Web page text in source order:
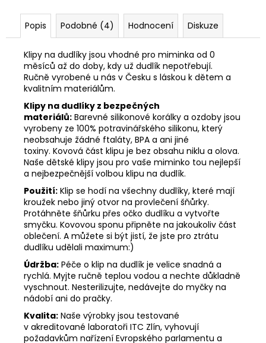
Popis Podobné (4) Hodnocení Diskuze
Klipy na dudlíky jsou vhodné pro miminka od 0
měsíců až do doby, kdy už dudlík nepotřebují.
Ručně vyrobené u nás v Česku s láskou k dětem a
kvalitním materiálům.
Klipy na dudlíky z bezpečných
materiálů: Barevné silikonové korálky a ozdoby jsou
vyrobeny ze 100% potravinářského silikonu, který
neobsahuje žádné ftaláty, BPA a ani jiné
toxiny. Kovová část klipu je bez obsahu niklu a olova.
Naše dětské klipy jsou pro vaše miminko tou nejlepší
a nejbezpečnější volbou klipu na dudlík.
Použití: Klip se hodí na všechny dudlíky, které mají
kroužek nebo jiný otvor na provlečení šňůrky.
Protáhněte šňůrku přes očko dudlíku a vytvořte
smyčku. Kovovou sponu připněte na jakoukoliv část
oblečení. A můžete si být jistí, že jste pro ztrátu
dudlíku udělali maximum:)
Údržba: Péče o klip na dudlík je velice snadná a
rychlá. Myjte ručně teplou vodou a nechte důkladně
vyschnout. Nesterilizujte, nedávejte do myčky na
nádobí ani do pračky.
Kvalita: Naše výrobky jsou testované
v akreditované laboratoři ITC Zlín, vyhovují
požadavkům nařízení Evropského parlamentu a